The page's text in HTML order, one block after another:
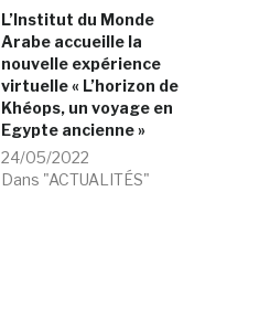
L’Institut du Monde
Arabe accueille la
nouvelle expérience
virtuelle « L’horizon de
Khéops, un voyage en
Egypte ancienne »
24/05/2022
Dans "ACTUALITÉS"